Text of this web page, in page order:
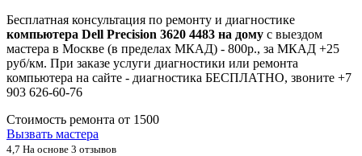
Бесплатная консультация по ремонту и диагностике
компьютера Dell Precision 3620 4483 на дому с выездом
мастера в Москве (в пределах МКАД) - 800р., за МКАД +25
руб/км. При заказе услуги диагностики или ремонта
компьютера на сайте - диагностика БЕСПЛАТНО, звоните +7
903 626-60-76
Стоимость ремонта от 1500
Вызвать мастера
4,7 На основе 3 отзывов